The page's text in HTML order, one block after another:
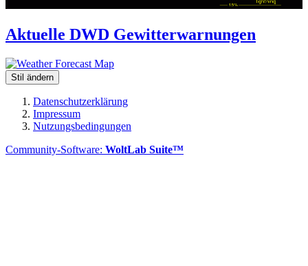
Aktuelle DWD Gewitterwarnungen
Stil ändern
Datenschutzerklärung
Impressum
Nutzungsbedingungen
Community-Software: WoltLab Suite™